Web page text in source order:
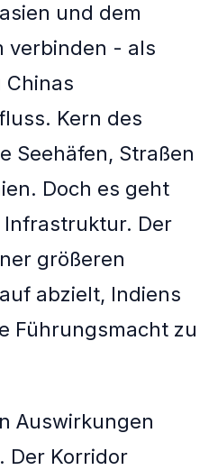
und dem
verbinden - als
Chinas
Kern des
Seehäfen, Straßen
Doch es geht
Der
größeren
abzielt, Indiens
Führungsmacht zu
Auswirkungen
Der Korridor